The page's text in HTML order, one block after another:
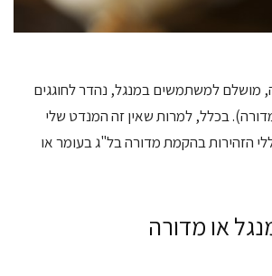
מושלם למשתמשים במנגל, נהדר לחוגגים
בכלל, למרות שאין זה המנדט שלי
הזהירות בהקמת מדורה בל"ג בעומר או
או מדורה